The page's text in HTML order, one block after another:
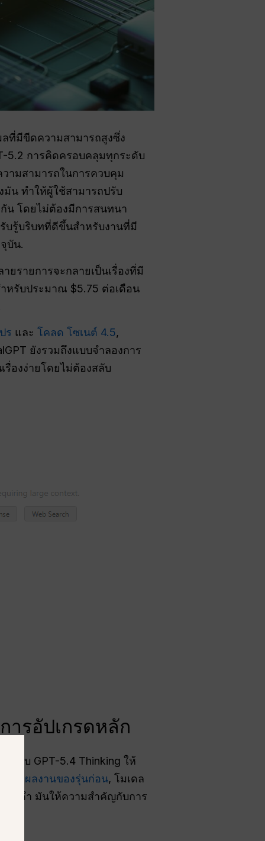
ที่มีขีดความสามารถสูงซึ่ง
5.2 การคิดครอบคลุมทุกระดับ
ามสามารถในการควบคุม
น ทำให้ผู้ใช้สามารถปรับ
น โดยไม่ต้องมีการสนทนา
บรู้บริบทที่ดีขึ้นสำหรับงานที่มี
บัน.
รายการจะกลายเป็นเรื่องที่มี
หรับประมาณ $5.75 ต่อเดือน
ร และ โคลด โซเนต์ 4.5,
ยังรวมถึงแบบจำลองการ
รื่องง่ายโดยไม่ต้องสลับ
รอัปเกรดหลัก
แบบ GPT-5.4 Thinking ให้
จากผลงานของรุ่นก่อน, โมเดล
องดำ มันให้ความสำคัญกับการ